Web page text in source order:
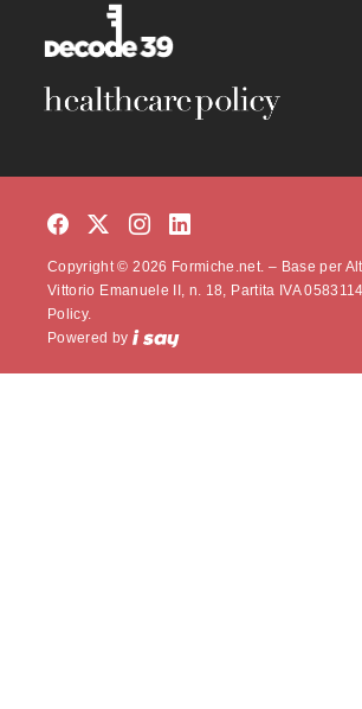
Copyright © 2026 Formiche.net. – Base per
Vittorio Emanuele II, n. 18, Partita IVA
Policy.
Powered by